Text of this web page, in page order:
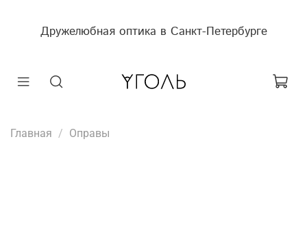
Дружелюбная оптика в Санкт-Петербурге
Главная Оправы